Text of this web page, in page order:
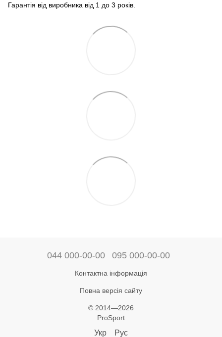
Гарантія від виробника від 1 до 3 років.
044 000-00-00 095 000-00-00
Контактна інформація
Повна версія сайту
© 2014—2026
ProSport
Укр Рус